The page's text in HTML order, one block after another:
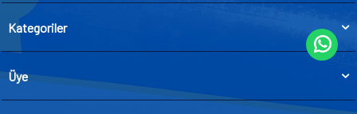
Kategoriler
Üye